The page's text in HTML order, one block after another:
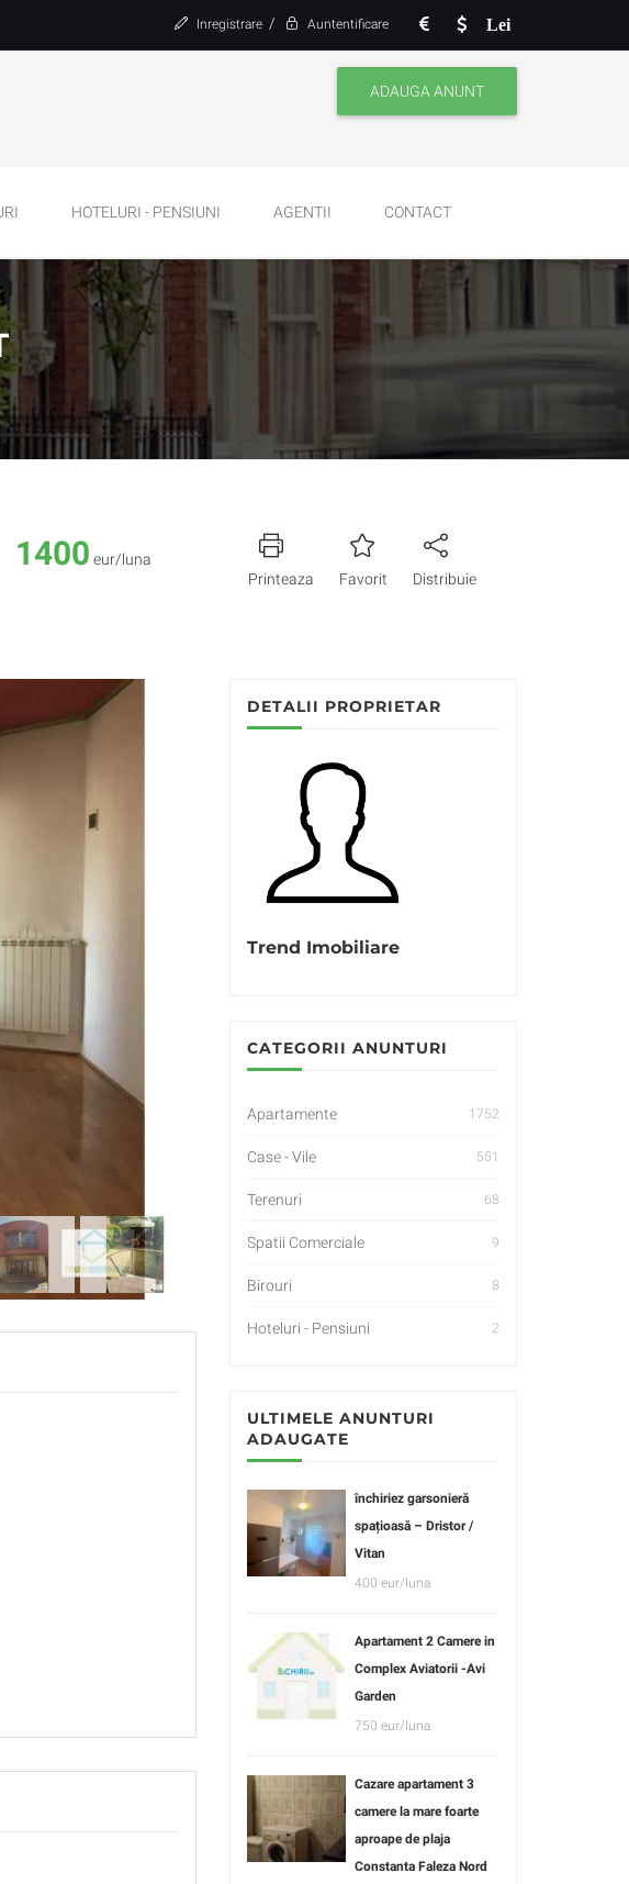
Lei
Inregistrare / Auntentificare
ADAUGA ANUNT
HOTELURI - PENSIUNI AGENTII CONTACT
1400 eur/luna
Printeaza
Favorit Distribuie
DETALII PROPRIETAR
Trend Imobiliare
CATEGORII ANUNTURI
Apartamente 1752
Case - Vile 551
Terenuri 68
Spatii Comerciale 9
Birouri 8
Hoteluri - Pensiuni 2
ULTIMELE ANUNTURI
ADAUGATE
închiriez garsonieră
spațioasă – Dristor /
Vitan
400 eur/luna
Apartament 2 Camere in
Complex Aviatorii -Avi
Garden
750 eur/luna
Cazare apartament 3
camere la mare foarte
aproape de plaja
Constanta Faleza Nord